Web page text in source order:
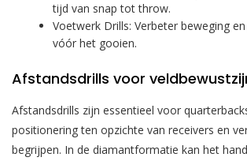
tijd van snap tot throw.
Voetwerk Drills: Verbeter beweging
vóór het gooien.
Afstandsdrills voor
Afstandsdrills zijn essentieel voor
positionering ten opzichte van receivers en
begrijpen. In de diamantformatie kan het